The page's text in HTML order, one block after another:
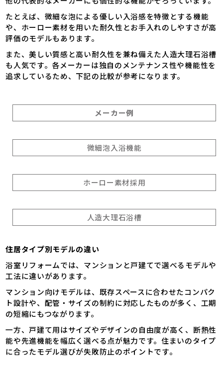
たとえば、微細な泡による優しい入浴感を特徴とする機能
や、ホーロー素材を用いた耐久性とお手入れのしやすさが高
評価のモデルもあります。
また、美しい質感と高い耐久性を兼ね備えた人造大理石浴槽
も人気です。各メーカーは独自のメンテナンス性や機能性を
追求しているため、下記の比較が参考になります。
メーカー例
微細泡入浴機能
ホーロー素材採用
人造大理石浴槽
住居タイプ別モデルの違い
浴室リフォームでは、マンションと戸建てで選べるモデルや
工法に違いがあります。
マンション向けモデルは、既存スペースに合わせたコンパク
ト設計や、配管・サイズの制約に対応したものが多く、工期
の短縮にもつながります。
一方、戸建て用はサイズやデザインの自由度が高く、断熱性
能や先進機能を幅広く選べる点が魅力です。住まいのタイプ
に合ったモデル選びが失敗防止のポイントです。